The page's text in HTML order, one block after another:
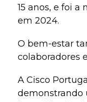
15 anos, e foi
em 2024.
O bem-estar
colaboradores
A Cisco
demonstrando